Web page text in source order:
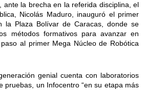
ante la brecha en la referida disciplina, el
Nicolás Maduro, inauguró el primer
la Plaza Bolívar de Caracas, donde se
métodos formativos para avanzar en
al primer Mega Núcleo de Robótica
genial cuenta con laboratorios
pruebas, un Infocentro “en su etapa más